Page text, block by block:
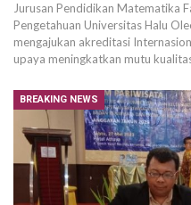
Jurusan Pendidikan Matematika
Pengetahuan Universitas Halu
mengajukan akreditasi
upaya meningkatkan mutu
BREAKING NEWS